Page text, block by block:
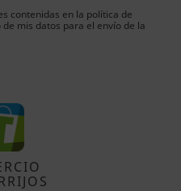
contenidas en la política de
mis datos para el envío de la